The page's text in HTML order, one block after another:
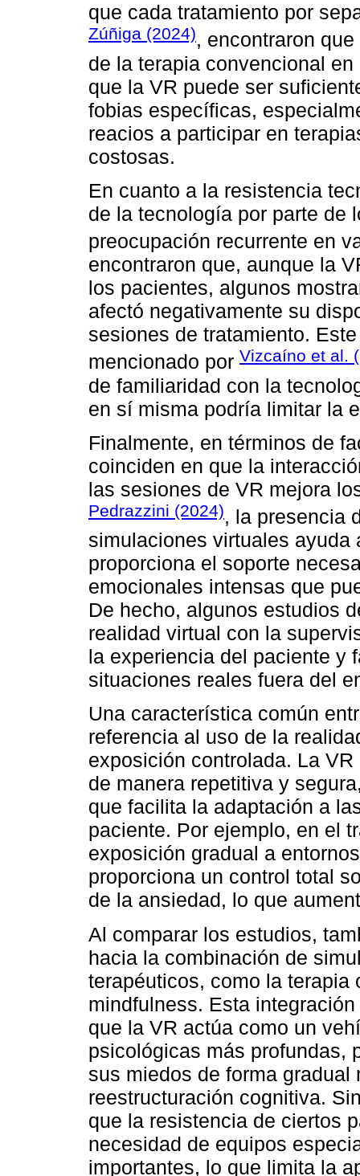
que cada tratamiento por
Zúñiga (2024), encontraron
de la terapia convencional
que la VR puede ser
fobias específicas,
reacios a participar en
costosas.
En cuanto a la resistencia
de la tecnología por parte de
preocupación recurrente en
encontraron que, aunque la
los pacientes, algunos
afectó negativamente su
sesiones de tratamiento.
mencionado por Vizcaíno et al.
de familiaridad con la
en sí misma podría limitar la
Finalmente, en términos de
coinciden en que la
las sesiones de VR mejora
Pedrazzini (2024), la presencia
simulaciones virtuales
proporciona el soporte
emocionales intensas que
De hecho, algunos estudios
realidad virtual con la
la experiencia del paciente y
situaciones reales fuera del
Una característica común
referencia al uso de la
exposición controlada. La
de manera repetitiva y
que facilita la adaptación a
paciente. Por ejemplo, en el
exposición gradual a
proporciona un control total
de la ansiedad, lo que
Al comparar los estudios,
hacia la combinación de
terapéuticos, como la terapia
mindfulness. Esta
que la VR actúa como un
psicológicas más profundas,
sus miedos de forma gradual
reestructuración cognitiva.
que la resistencia de ciertos
necesidad de equipos
importantes, lo que limita la